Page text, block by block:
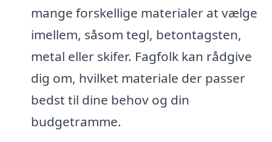
mange forskellige materialer at vælge
imellem, såsom tegl, betontagsten,
metal eller skifer. Fagfolk kan rådgive
dig om, hvilket materiale der passer
bedst til dine behov og din
budgetramme.